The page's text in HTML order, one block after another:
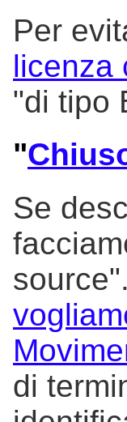
Per
licenza
"di tipo
"
Se
di